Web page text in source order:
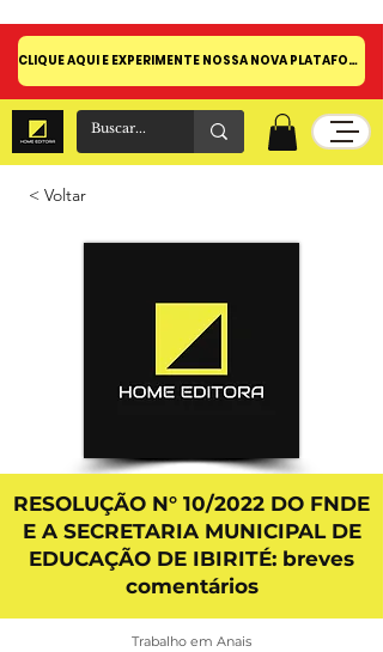
CLIQUE AQUI E EXPERIMENTE NOSSA NOVA PLATAFORMA!
< Voltar
RESOLUÇÃO N° 10/2022 DO FNDE
E A SECRETARIA MUNICIPAL DE
EDUCAÇÃO DE IBIRITÉ: breves
comentários
Trabalho em Anais